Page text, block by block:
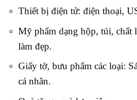
Thiết bị điện tử: điện thoại,
Mỹ phẩm dạng hộp, túi, chất
làm đẹp.
Giấy tờ, bưu phẩm các loại:
cá nhân.